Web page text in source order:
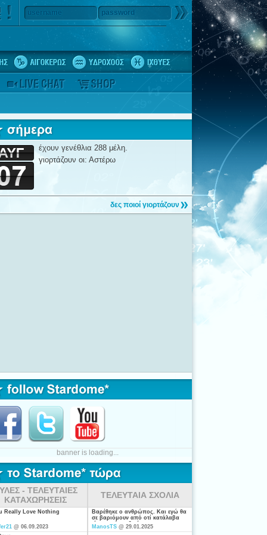
username password
έχουν γενέθλια 288 μέλη.
γιορτάζουν οι: Αστέρω
δες ποιοί γιορτάζουν
banner is loading...
- ΤΕΛΕΥΤΑΙΕΣ
ΚΑΤΑΧΩΡΗΣΕΙΣ
Really Love Nothing
@ 06.09.2023
ΤΕΛΕΥΤΑΙΑ ΣΧΟΛΙΑ
Βαρέθηκε ο ανθρώπος. Και εγώ θα
σε βαριόμουν από οτί κατάλαβα
είσαι από τις ξενέρωτες που
ψάχνουν απλά για "σύζυγο". Η
ManosTS @ 29.01.2025